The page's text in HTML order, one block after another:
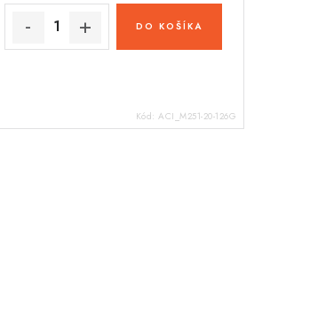
DO KOŠÍKA
Kód: ACI_M251-20-126G